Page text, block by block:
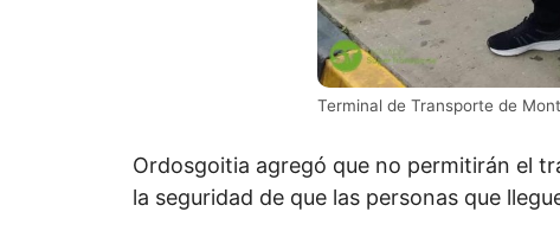
Terminal de Transporte de
Ordosgoitia agregó que no permitirán el
la seguridad de que las personas que